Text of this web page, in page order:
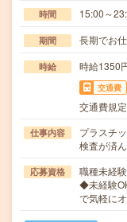
時間 15:00～
期間 長期でお
時給 時給1350
交通費
交通費規
仕事内容
プラスチ
検査が済
応募資格
職種未経
◆未経験
で気軽に